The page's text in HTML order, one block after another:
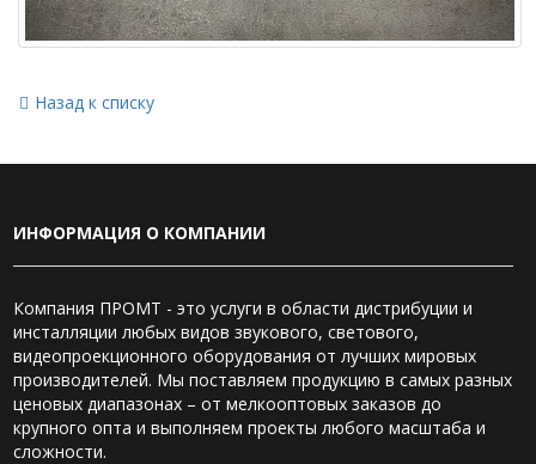
Назад к списку
ИНФОРМАЦИЯ О КОМПАНИИ
Компания ПРОМТ - это услуги в области дистрибуции и
инсталляции любых видов звукового, светового,
видеопроекционного оборудования от лучших мировых
производителей. Мы поставляем продукцию в самых разных
ценовых диапазонах – от мелкооптовых заказов до
крупного опта и выполняем проекты любого масштаба и
сложности.